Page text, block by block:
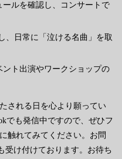
ルを確認し、コンサートで
、日常に「泣ける名曲」を取
ト出演やワークショップの
される日を心より願ってい
でも発信中ですので、ぜひフ
触れてみてください。お問
受け付けております。お待ち